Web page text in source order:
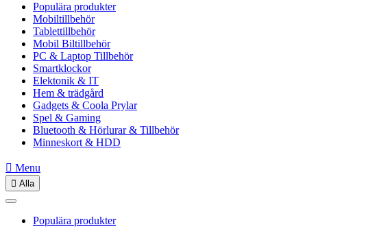
Populära produkter
Mobiltillbehör
Tablettillbehör
Mobil Biltillbehör
PC & Laptop Tillbehör
Smartklockor
Elektonik & IT
Hem & trädgård
Gadgets & Coola Prylar
Spel & Gaming
Bluetooth & Hörlurar & Tillbehör
Minneskort & HDD
 Menu
 Alla
Populära produkter